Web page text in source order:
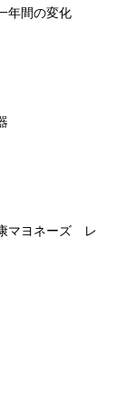
年間の変化
マヨネーズ レ